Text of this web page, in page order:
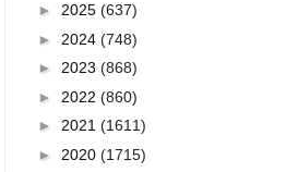
► 2025 (637)
► 2024 (748)
► 2023 (868)
► 2022 (860)
► 2021 (1611)
► 2020 (1715)